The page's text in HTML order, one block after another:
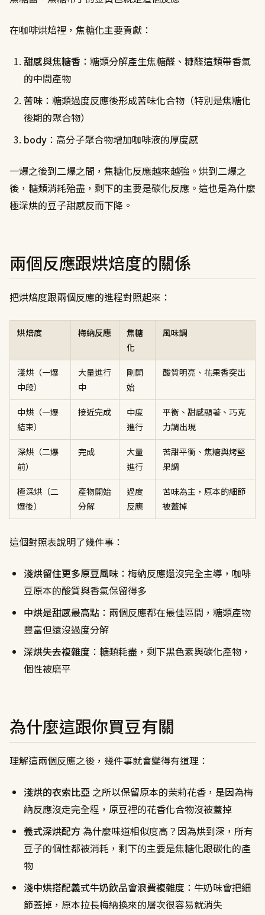
在咖啡烘焙裡，焦糖化主要貢獻：
甜感與焦糖香 ：糖類分解產生焦糖醛、糠醛這類帶香氣
的中間產物
苦味 ：糖類過度反應後形成苦味化合物（特別是焦糖化
後期的聚合物）
body ：高分子聚合物增加咖啡液的厚度感
一爆之後到二爆之間，焦糖化反應越來越強。烘到二爆之
後，糖類消耗殆盡，剩下的主要是碳化反應。這也是為什麼
極深烘的豆子甜感反而下降。
兩個反應跟烘焙度的關係
把烘焙度跟兩個反應的進程對照起來：
烘焙度 梅納反應
焦糖
化
風味調
淺烘（一爆
中段）
大量進行
中
剛開
始
酸質明亮、花果香突出
中烘（一爆
結束）
接近完成
中度
進行
平衡、甜感顯著、巧克
力調出現
深烘（二爆
前）
完成
大量
進行
苦甜平衡、焦糖與烤堅
果調
極深烘（二
爆後）
產物開始
分解
過度
反應
苦味為主，原本的細節
被蓋掉
這個對照表說明了幾件事：
淺烘留住更多原豆風味 ：梅納反應還沒完全主導，咖啡
豆原本的酸質與香氣保留得多
中烘是甜感最高點 ：兩個反應都在最佳區間，糖類產物
豐富但還沒過度分解
深烘失去複雜度 ：糖類耗盡，剩下黑色素與碳化產物，
個性被磨平
為什麼這跟你買豆有關
理解這兩個反應之後，幾件事就會變得有道理：
淺烘的衣索比亞 之所以保留原本的茉莉花香，是因為梅
納反應沒走完全程，原豆裡的花香化合物沒被蓋掉
義式深烘配方 為什麼味道相似度高？因為烘到深，所有
豆子的個性都被消耗，剩下的主要是焦糖化跟碳化的產
物
淺中烘搭配義式牛奶飲品會浪費複雜度 ：牛奶味會把細
節蓋掉，原本拉長梅納換來的層次很容易就消失